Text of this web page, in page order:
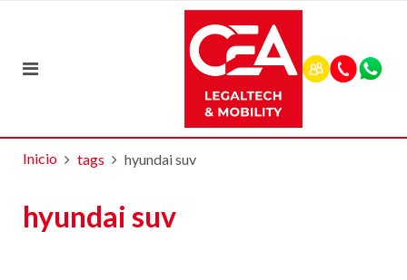
Inicio tags hyundai suv
hyundai suv